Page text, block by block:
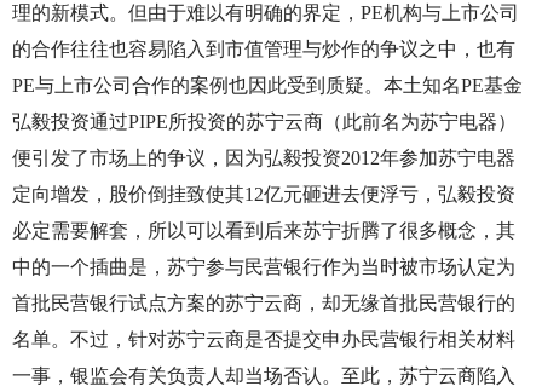
理的新模式。但由于难以有明确的界定，PE机构与上市公司
的合作往往也容易陷入到市值管理与炒作的争议之中，也有
PE与上市公司合作的案例也因此受到质疑。本土知名PE基金
弘毅投资通过PIPE所投资的苏宁云商（此前名为苏宁电器）
便引发了市场上的争议，因为弘毅投资2012年参加苏宁电器
定向增发，股价倒挂致使其12亿元砸进去便浮亏，弘毅投资
必定需要解套，所以可以看到后来苏宁折腾了很多概念，其
中的一个插曲是，苏宁参与民营银行作为当时被市场认定为
首批民营银行试点方案的苏宁云商，却无缘首批民营银行的
名单。不过，针对苏宁云商是否提交申办民营银行相关材料
一事，银监会有关负责人却当场否认。至此，苏宁云商陷入